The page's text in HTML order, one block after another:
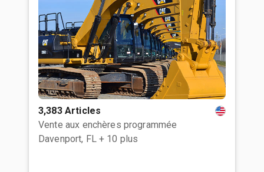
3,383 Articles
Vente aux enchères programmée
Davenport, FL + 10 plus